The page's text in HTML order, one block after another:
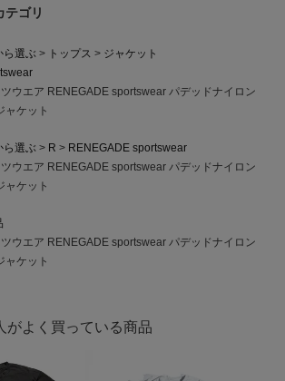
テゴリ
ら選ぶ トップス
ジャケット
ウエア RENEGADE sportswear パデッドナイロン
ャケット
ら選ぶ R
RENEGADE sportswear
ウエア RENEGADE sportswear パデッドナイロン
ャケット
ウエア RENEGADE sportswear パデッドナイロン
ャケット
がよく買っている商品